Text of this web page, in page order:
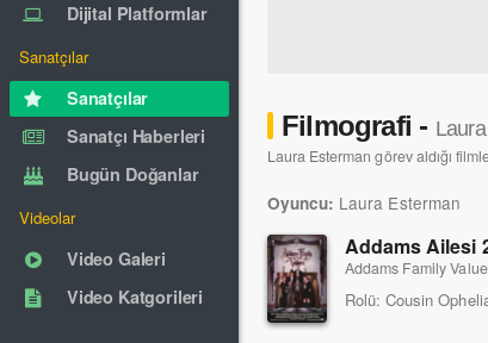
Dijital Platformlar
Sanatçılar
Sanatçılar
Sanatçı Haberleri
Bugün Doğanlar
Videolar
Video Galeri
Video Katgorileri
Filmografi -
Laura Esterman görev aldığı
Oyuncu: Laura Esterman
Addams Ailesi
Addams Family
Rolü: Cousin